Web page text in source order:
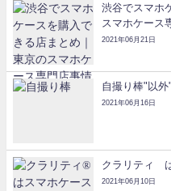
渋谷でスマホ
スマホケース
2021年06月21日
自撮り棒"以外
2021年06月16日
クラリティ®
2021年06月10日